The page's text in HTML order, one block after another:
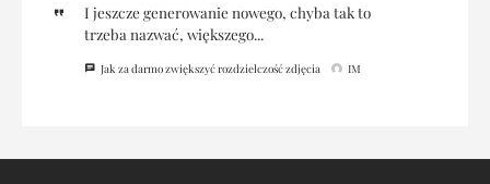
I jeszcze generowanie nowego, chyba tak to
trzeba nazwać, większego...
Jak za darmo zwiększyć rozdzielczość zdjęcia IM